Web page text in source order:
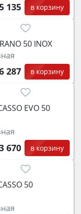
135 в корзину
50 INOX
287 в корзину
EVO 50
670 в корзину
50